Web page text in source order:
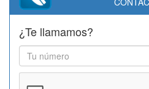
¿Te llamamos?